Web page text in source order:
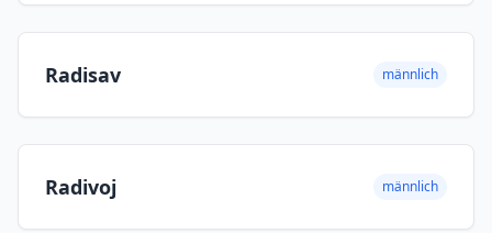
Radisav männlich
Radivoj männlich